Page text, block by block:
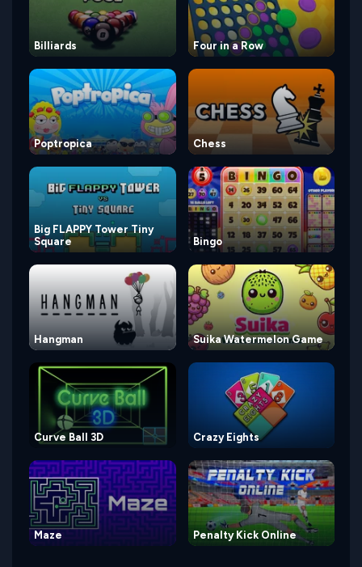
Billiards Four in a Row
Poptropica Chess
Big FLAPPY Tower Tiny
Square
Bingo
Hangman Suika Watermelon Game
Curve Ball 3D Crazy Eights
Maze Penalty Kick Online